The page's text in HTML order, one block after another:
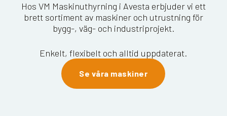
Hos VM Maskinuthyrning i Avesta erbjuder vi ett
brett sortiment av maskiner och utrustning för
bygg-, väg- och industriprojekt.
Enkelt, flexibelt och alltid uppdaterat.
Se våra maskiner